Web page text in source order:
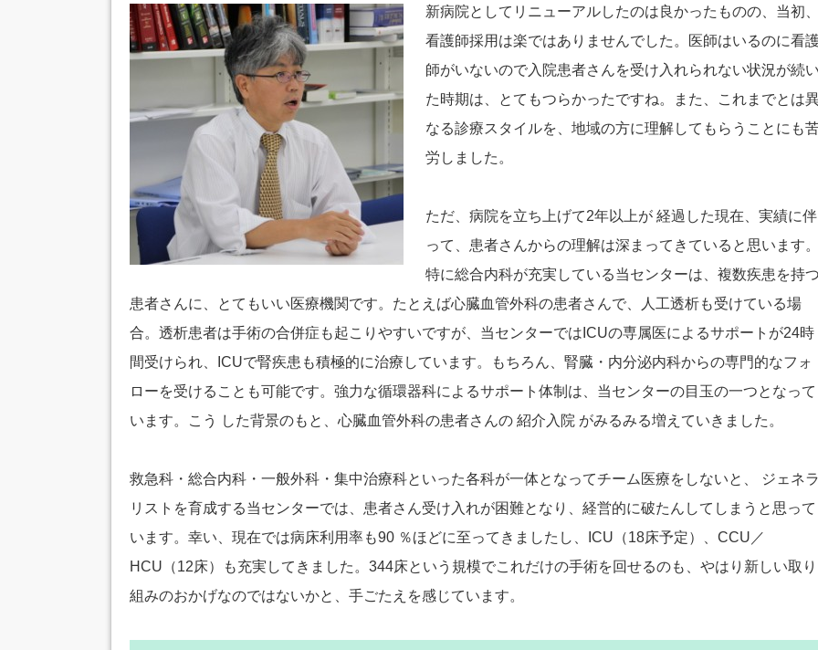
新病院としてリニューアルしたのは良かったものの、当初
看護師採用は楽ではありませんでした。医師はいるのに看
師がいないので入院患者さんを受け入れられない状況が続
た時期は、とてもつらかったですね。また、これまでとは
なる診療スタイルを、地域の方に理解してもらうことにも
労しました。
ただ、病院を立ち上げて2年以上が 経過した現在、実績に伴
って、患者さんからの理解は深まってきていると思います
特に総合内科が充実している当センターは、複数疾患を持
患者さんに、とてもいい医療機関です。たとえば心臓血管外科の患者さんで、人工透析も受けている場
合。透析患者は手術の合併症も起こりやすいですが、当センターではICUの専属医によるサポートが24時
間受けられ、ICUで腎疾患も積極的に治療しています。もちろん、腎臓・内分泌内科からの専門的なフォ
ローを受けることも可能です。強力な循環器科によるサポート体制は、当センターの目玉の一つとなって
います。こう した背景のもと、心臓血管外科の患者さんの 紹介入院 がみるみる増えていきました。
救急科・総合内科・一般外科・集中治療科といった各科が一体となってチーム医療をしないと、 ジェネ
リストを育成する当センターでは、患者さん受け入れが困難となり、経営的に破たんしてしまうと思って
います。幸い、現在では病床利用率も90 ％ほどに至ってきましたし、ICU（18床予定）、CCU／
HCU（12床）も充実してきました。344床という規模でこれだけの手術を回せるのも、やはり新しい取り
組みのおかげなのではないかと、手ごたえを感じています。